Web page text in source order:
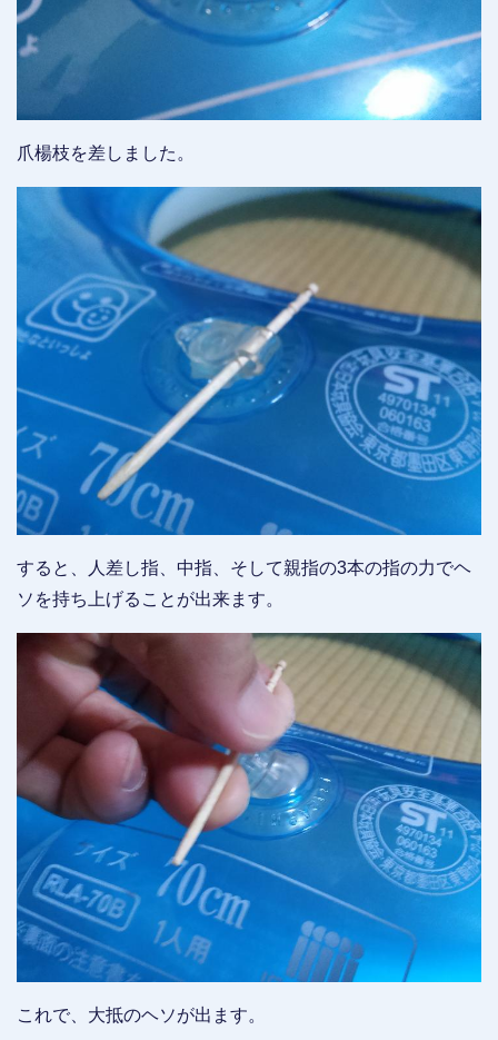
爪楊枝を差しました。
すると、人差し指、中指、そして親指の3本の指の力でヘ
ソを持ち上げることが出来ます。
これで、大抵のヘソが出ます。